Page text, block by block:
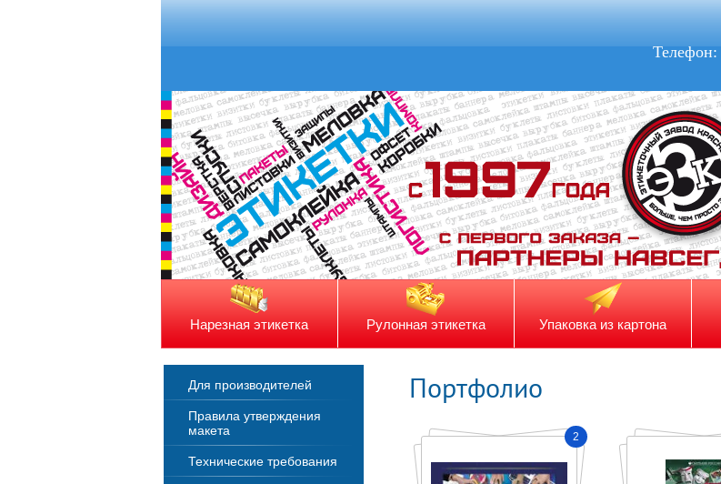
Нарезная этикетка Рулонная этикетка Упаковка из картона
Телефон:
Портфолио
2
Для производителей
Правила утверждения
макета
Технические требования